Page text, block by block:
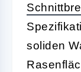
soliden